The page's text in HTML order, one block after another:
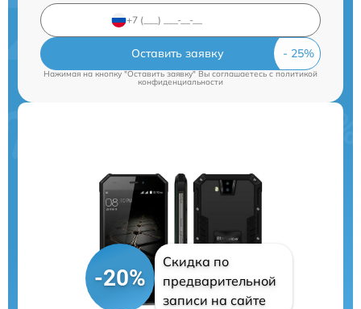
Оставить заявку
Нажимая на кнопку "Оставить заявку" Вы соглашаетесь cполитикой
конфиденциальности
-20%
Скидка по
предварительной
записи на сайте